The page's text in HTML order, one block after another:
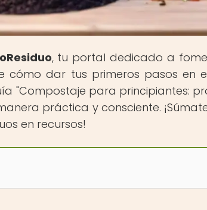
, tu portal dedicado a
cómo dar tus primeros pasos en
"Compostaje para principiantes:
práctica y consciente.
en recursos!